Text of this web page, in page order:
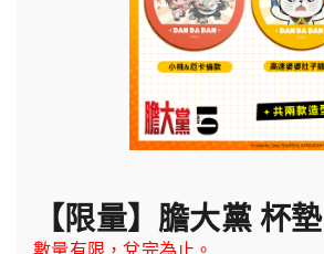
【限量】膽大黨 杯墊